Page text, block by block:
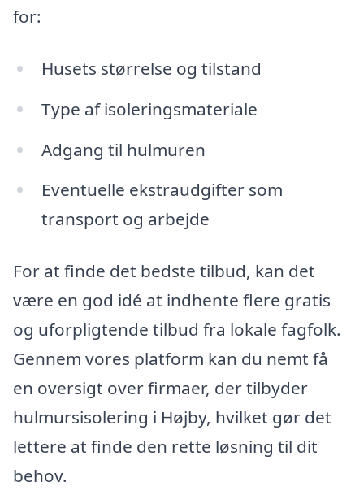
for:
Husets størrelse og tilstand
Type af isoleringsmateriale
Adgang til hulmuren
Eventuelle ekstraudgifter som
transport og arbejde
For at finde det bedste tilbud, kan det
være en god idé at indhente flere gratis
og uforpligtende tilbud fra lokale fagfolk.
Gennem vores platform kan du nemt få
en oversigt over firmaer, der tilbyder
hulmursisolering i Højby, hvilket gør det
lettere at finde den rette løsning til dit
behov.